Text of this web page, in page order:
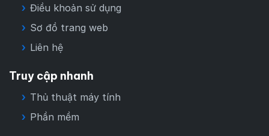
Điều khoản sử dụng
Sơ đồ trang web
Liên hệ
Truy cập nhanh
Thủ thuật máy tính
Phần mềm